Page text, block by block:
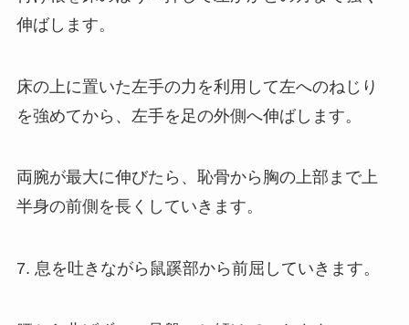
伸ばします。
床の上に置いた左手の力を利用して左へのねじり
を強めてから、左手を足の外側へ伸ばします。
両腕が最大に伸びたら、恥骨から胸の上部まで上
半身の前側を長くしていきます。
7. 息を吐きながら鼠蹊部から前屈していきます。